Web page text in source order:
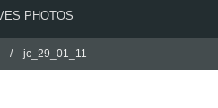
PHOTOS
jc_29_01_11